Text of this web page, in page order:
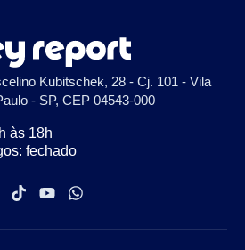
Kubitschek, 28 - Cj. 101 - Vila
- SP, CEP 04543-000
às 18h
fechado